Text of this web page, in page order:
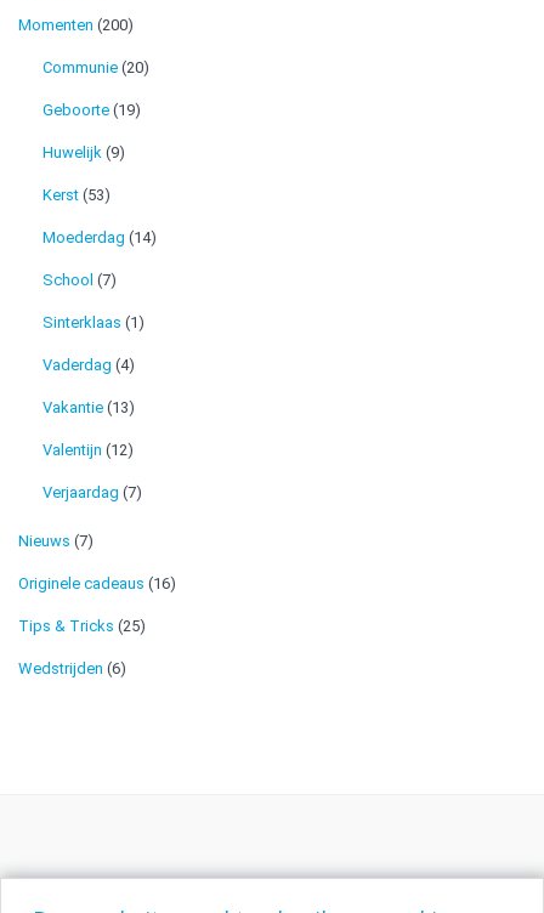
Momenten (200)
Communie (20)
Geboorte (19)
Huwelijk (9)
Kerst (53)
Moederdag (14)
School (7)
Sinterklaas (1)
Vaderdag (4)
Vakantie (13)
Valentijn (12)
Verjaardag (7)
Nieuws (7)
Originele cadeaus (16)
Tips & Tricks (25)
Wedstrijden (6)